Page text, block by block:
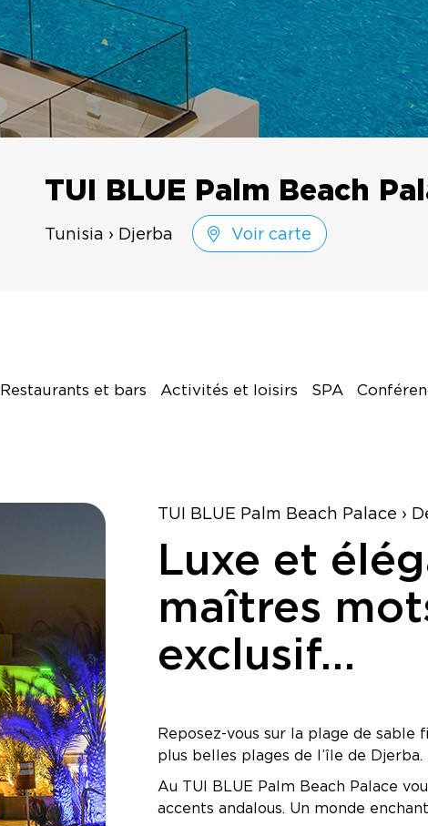
TUI BLUE Palm Beach
Tunisia › Djerba Voir carte
Restaurants et bars Activités et loisirs SPA
TUI BLUE Palm Beach Palace ›
Luxe et
maîtres
exclusif…
Reposez-vous sur la plage de sable
plus belles plages de l’île de Djerba.
Au TUI BLUE Palm Beach Palace
accents andalous. Un monde